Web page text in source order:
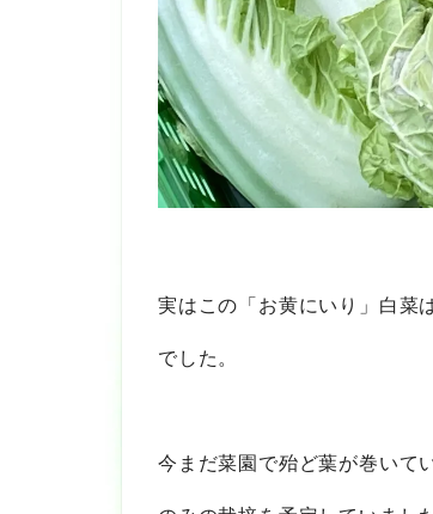
実はこの「お黄にいり」白菜
でした。
今まだ菜園で殆ど葉が巻いて